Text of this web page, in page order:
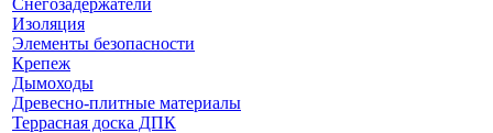
Снегозадержатели
Изоляция
Элементы безопасности
Крепеж
Дымоходы
Древесно-плитные материалы
Террасная доска ДПК